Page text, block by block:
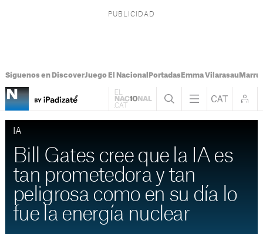
Síguenos en DiscoverJuego El Nacional PortadasEmma Vilarasau
IA
Bill Gates cree que la IA es
tan prometedora y tan
peligrosa como en su día lo
fue la energía nuclear